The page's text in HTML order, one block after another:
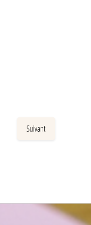
Suivant